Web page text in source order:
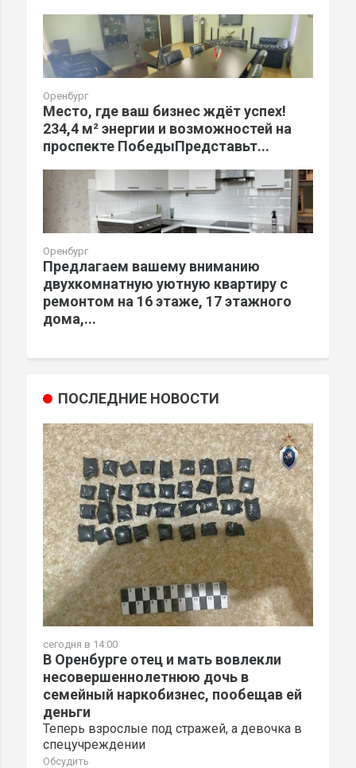
Оренбург
Место, где ваш бизнес ждёт успех!
234,4 м² энергии и возможностей на
проспекте ПобедыПредставьт...
Оренбург
Предлагаем вашему вниманию
двухкомнатную уютную квартиру с
ремонтом на 16 этаже, 17 этажного
дома,...
ПОСЛЕДНИЕ НОВОСТИ
сегодня в 14:00
В Оренбурге отец и мать вовлекли
несовершеннолетнюю дочь в
семейный наркобизнес, пообещав ей
деньги
Теперь взрослые под стражей, а девочка в
спецучреждении
Обсудить